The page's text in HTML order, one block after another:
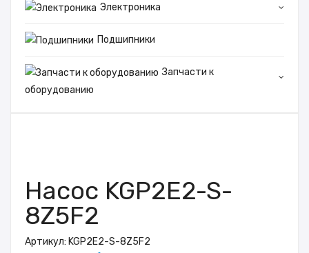
Насос KGP2E2-S-
8Z5F2
Артикул: KGP2E2-S-8Z5F2
Электроника
Подшипники
Запчасти к
оборудованию